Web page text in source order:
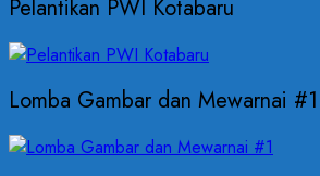
Pelantikan PWI Kotabaru
Lomba Gambar dan Mewarnai #1